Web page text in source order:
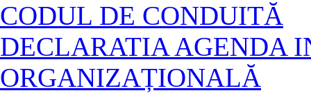
CODUL DE CONDUITĂ
DECLARATIA AGENDA
ORGANIZAȚIONALĂ